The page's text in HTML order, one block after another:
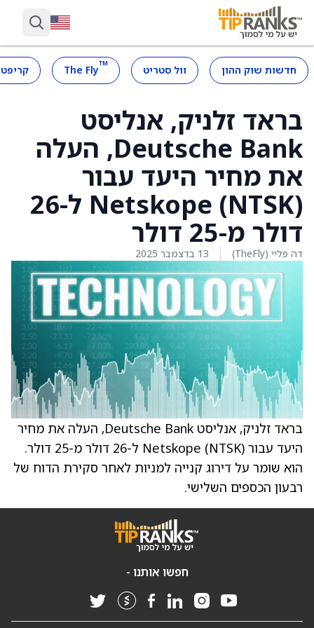
חדשות שוק ההון וול סטריט ™
The Fly
בראד זלניק, אנליסט
Deutsche Bank, העלה
את מחיר היעד עבור
Netskope (NTSK) ל-26
דולר מ-25 דולר
דה פליי (TheFly) 13 בדצמבר 2025
בראד זלניק, אנליסט Deutsche Bank, העלה את מחיר
היעד עבור Netskope (NTSK) ל-26 דולר מ-25 דולר.
הוא שומר על דירוג קנייה למניות לאחר סקירת הדוח של
רבעון הכספים השלישי.
חפשו אותנו -